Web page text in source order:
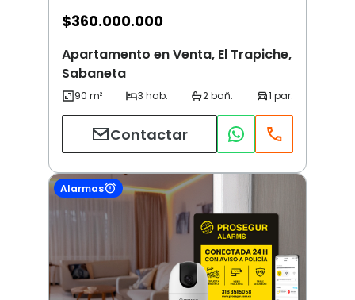
$360.000.000
Apartamento en Venta, El Trapiche,
Sabaneta
Contactar
Alarmas